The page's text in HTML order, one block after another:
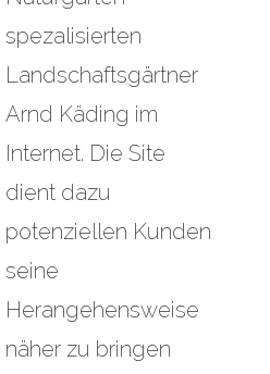
spezalisierten
Landschaftsgärtner
Arnd Käding im
Internet. Die Site
dient dazu
potenziellen Kunden
seine
Herangehensweise
näher zu bringen